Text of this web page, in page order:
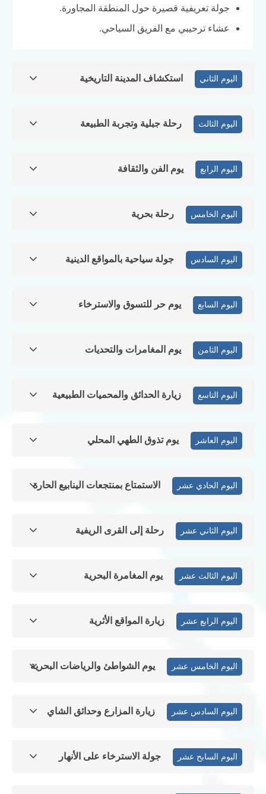
جولة تعريفية قصيرة حول المنطقة المجاورة.
عشاء ترحيبي مع الفريق السياحي.
اليوم الثاني استكشاف المدينة التاريخية
اليوم الثالث رحلة جبلية وتجربة الطبيعة
اليوم الرابع يوم الفن والثقافة
اليوم الخامس رحلة بحرية
اليوم السادس جولة سياحية بالمواقع الدينية
اليوم السابع يوم حر للتسوق والاسترخاء
اليوم الثامن يوم المغامرات والتحديات
اليوم التاسع زيارة الحدائق والمحميات الطبيعية
اليوم العاشر يوم تذوق الطهي المحلي
اليوم الحادي عشر الاستمتاع بمنتجعات الينابيع الحارة
اليوم الثاني عشر رحلة إلى القرى الريفية
اليوم الثالث عشر يوم المغامرة البحرية
اليوم الرابع عشر زيارة المواقع الأثرية
اليوم الخامس عشر يوم الشواطئ والرياضات البحرية
اليوم السادس عشر زيارة المزارع وحدائق الشاي
اليوم السابح عشر جولة الاسترخاء على الأنهار